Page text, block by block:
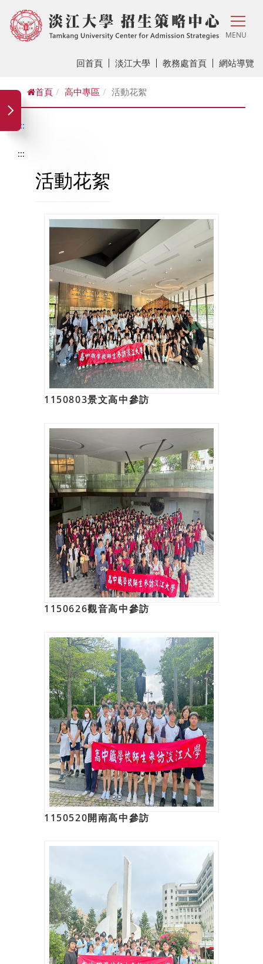
MENU
回首頁 淡江大學 教務處首頁 網站導覽
首頁 高中專區 活動花絮
:::
:::
活動花絮
1150803景文高中參訪
1150626觀音高中參訪
1150520開南高中參訪